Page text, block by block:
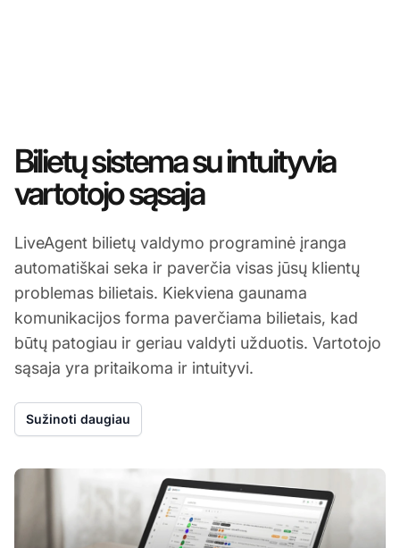
Bilietų sistema su intuityvia
vartotojo sąsaja
LiveAgent bilietų valdymo programinė įranga
automatiškai seka ir paverčia visas jūsų klientų
problemas bilietais. Kiekviena gaunama
komunikacijos forma paverčiama bilietais, kad
būtų patogiau ir geriau valdyti užduotis. Vartotojo
sąsaja yra pritaikoma ir intuityvi.
Sužinoti daugiau